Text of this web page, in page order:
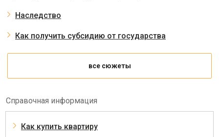
Наследство
Как получить субсидию от государства
все сюжеты
Справочная информация
Как купить квартиру